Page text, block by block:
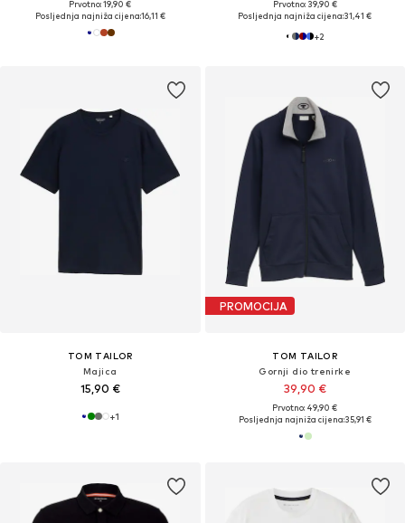
Prvotno: 19,90 €
Posljednja najniža cijena:16,11 €
Prvotno: 39,90 €
Posljednja najniža cijena:31,41 €
+2
TOM TAILOR
Majica
15,90 €
+1
PROMOCIJA
TOM TAILOR
Gornji dio trenirke
39,90 €
Prvotno: 49,90 €
Posljednja najniža cijena:35,91 €